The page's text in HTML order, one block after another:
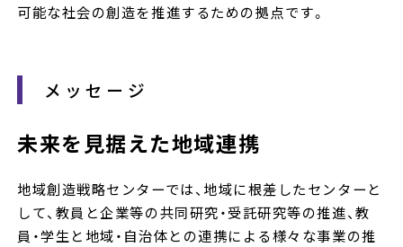
可能な社会の創造を推進するための拠点です。
メッセージ
未来を見据えた地域連携
地域創造戦略センターでは、地域に根差したセンターと
して、教員と企業等の共同研究・受託研究等の推進、教
員・学生と地域・自治体との連携による様々な事業の推